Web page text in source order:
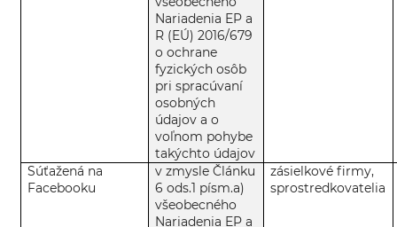
Nariadenia EP a
R (EÚ) 2016/679
o ochrane
fyzických osôb
pri spracúvaní
osobných
údajov a o
voľnom pohybe
takýchto údajov
Súťažená na
Facebooku
v zmysle Článku
6 ods.1 písm.a)
všeobecného
Nariadenia EP a
zásielkové firmy,
sprostredkovatelia